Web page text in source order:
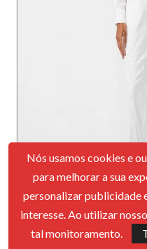
Imagem:
Nós usamos cookies e
para melhorar a sua
personalizar publicidade
interesse. Ao utilizar
tal monitoramento.